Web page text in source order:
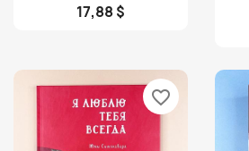
17,88 $
favorite_border